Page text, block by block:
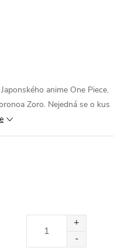
anime One Piece.
Zoro. Nejedná se o kus